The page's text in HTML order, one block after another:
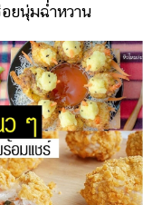
ยนุ่มฉ่ำหวาน